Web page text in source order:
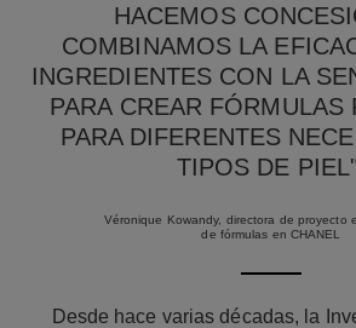
HACEMOS
COMBINAMOS LA
INGREDIENTES CON LA
PARA CREAR FÓRMULAS
PARA DIFERENTES
TIPOS DE
Véronique Kowandy, directora de proyecto
de fórmulas en CHANEL
Desde hace varias décadas, la